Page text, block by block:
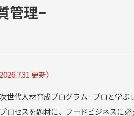
管理−
2026.7.31 更新）
世代人材育成プログラム −プロと学ぶ
ロセスを題材に、フードビジネスに